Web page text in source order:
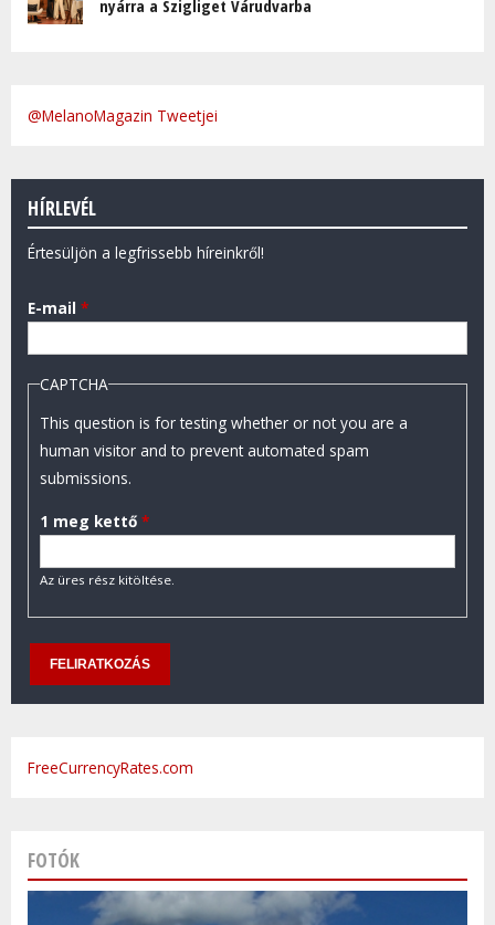
nyárra a Szigliget Várudvarba
@MelanoMagazin Tweetjei
HÍRLEVÉL
Értesüljön a legfrissebb híreinkről!
E-mail *
CAPTCHA
This question is for testing whether or not you are a
human visitor and to prevent automated spam
submissions.
1 meg kettő *
Az üres rész kitöltése.
FreeCurrencyRates.com
FOTÓK